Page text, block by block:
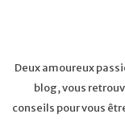
Deux amoureux
blog, vous
conseils pour vous